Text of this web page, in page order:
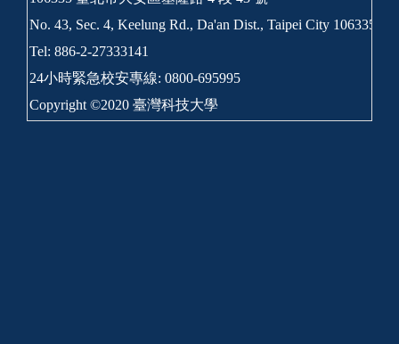
No. 43, Sec. 4, Keelung Rd., Da'an Dist., Taipei City 106335,
Tel: 886-2-27333141
24小時緊急校安專線: 0800-695995
Copyright ©2020 臺灣科技大學